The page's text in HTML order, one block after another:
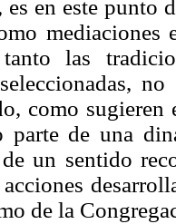
en este punto
las
como
parte de una
un sentido
de la